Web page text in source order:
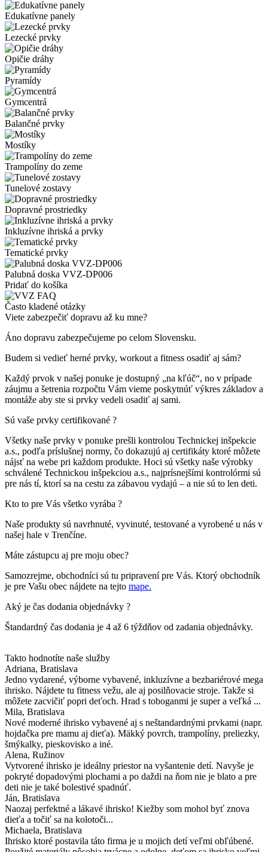
Edukatívne panely
Lezecké prvky
Opičie dráhy
Pyramídy
Gymcentrá
Balančné prvky
Mostíky
Trampolíny do zeme
Tunelové zostavy
Dopravné prostriedky
Inkluzívne ihriská a prvky
Tematické prvky
Palubná doska VVZ-DP006
Pridať do košíka
Často kladené otázky
Viete zabezpečiť dopravu až ku mne?
Áno dopravu zabezpečujeme po celom Slovensku.
Budem si vedieť herné prvky, workout a fitness osadiť aj sám?
Každý prvok v našej ponuke je dostupný „na kľúč“, no v prípade
záujmu a šetrenia rozpočtu Vám vieme poskytnúť výkres základov a
montáže aby ste si prvky vedeli osadiť aj sami.
Sú vaše prvky certifikované ?
Všetky naše prvky v ponuke prešli kontrolou Technickej inšpekcie
a.s., podľa príslušnej normy, čo dokazujú aj certifikáty ktoré môžete
nájsť na webe pri každom produkte. Hoci sú všetky naše výrobky
schválené Technickou inšpekciou a.s., najprísnejšími kontrolórmi sú
pre nás tí, ktorí sa na cestu za zábavou vydajú – a nie sú to len deti.
Kto to pre Vás všetko vyrába ?
Naše produkty sú navrhnuté, vyvinuté, testované a vyrobené u nás v
našej hale v Trenčíne.
Máte zástupcu aj pre moju obec?
Samozrejme, obchodníci sú tu pripravení pre Vás. Ktorý obchodník
je pre Vašu obec nájdete na tejto mape.
Aký je čas dodania objednávky ?
Štandardný čas dodania je 4 až 6 týždňov od zadania objednávky.
Takto hodnotíte naše služby
Adriana, Bratislava
Jedno vydarené, výborne vybavené, inkluzívne a bezbariérové mega
ihrisko. Nájdete tu fitness vežu, ale aj posilňovacie stroje. Takže si
môžete zacvičiť popri deťoch. Hrad s toboganmi je super a veľká ...
Mila, Bratislava
Nové moderné ihrisko vybavené aj s neštandardnými prvkami (napr.
hojdačka pre mamu aj dieťa). Mäkký povrch, trampolíny, preliezky,
šmýkalky, pieskovisko a iné.
Alena, Ružinov
Vytvorené ihrisko je ideálny priestor na vyšantenie detí. Navyše je
pokryté dopadovými plochami a po daždi na ňom nie je blato a pre
deti nie je také bolestivé spadnúť.
Ján, Bratislava
Naozaj perfektné a lákavé ihrisko! Kiežby som mohol byť znova
dieťa a točiť sa na kolotoči...
Michaela, Bratislava
Ihrisko ktoré postavila táto firma je u mojich detí veľmi obľúbené.